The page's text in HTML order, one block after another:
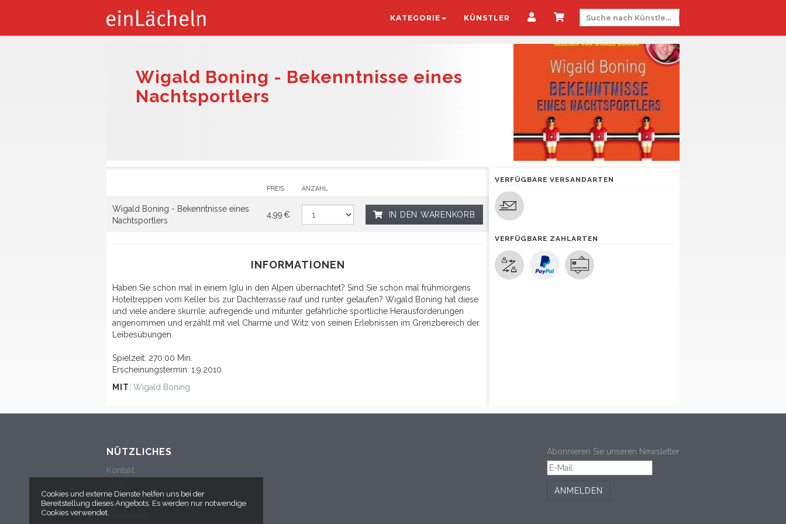
KATEGORIE KÜNSTLER
Wigald Boning - Bekenntnisse eines
Nachtsportlers
PREIS ANZAHL
Wigald Boning - Bekenntnisse eines
Nachtsportlers
4,99 € IN DEN WARENKORB
INFORMATIONEN
Haben Sie schon mal in einem Iglu in den Alpen übernachtet? Sind Sie schon mal frühmorgens
Hoteltreppen vom Keller bis zur Dachterrasse rauf und runter gelaufen? Wigald Boning hat diese
und viele andere skurrile, aufregende und mitunter gefährliche sportliche Herausforderungen
angenommen und erzählt mit viel Charme und Witz von seinen Erlebnissen im Grenzbereich der
Leibesübungen.
Spielzeit: 270:00 Min.
Erscheinungstermin: 1.9.2010
MIT: Wigald Boning
VERFÜGBARE VERSANDARTEN
VERFÜGBARE ZAHLARTEN
NÜTZLICHES
Kontakt
Datenschutz
Impressum
Abonnieren Sie unseren Newsletter
ANMELDEN
Cookies und externe Dienste helfen uns bei der
Bereitstellung dieses Angebots. Es werden nur notwendige
Cookies verwendet.